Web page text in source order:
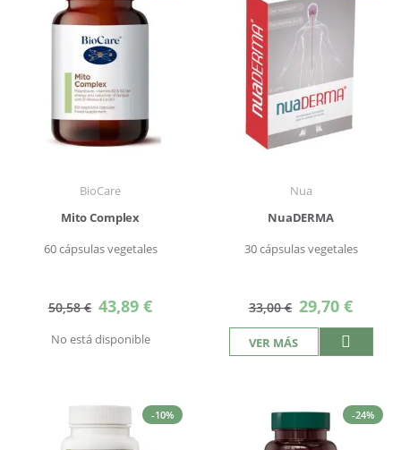
BioCare
Mito Complex
60 cápsulas vegetales
50,58 € Precio
especial
43,89 €
No está disponible
Nua
NuaDERMA
30 cápsulas vegetales
33,00 € Precio
especial
29,70 €
VER MÁS
-10% -24%